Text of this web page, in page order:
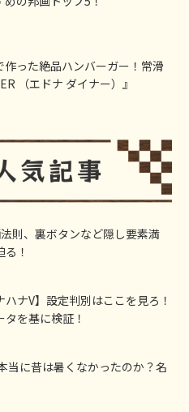
った絶品ハンバーガー！常滑
（エドナ ダイナー）』
法則、裏ボタンなど隠し要素満
！
ハナV】設定判別はここを見ろ！
を基に検証！
当に昔は暑くなかったのか？名